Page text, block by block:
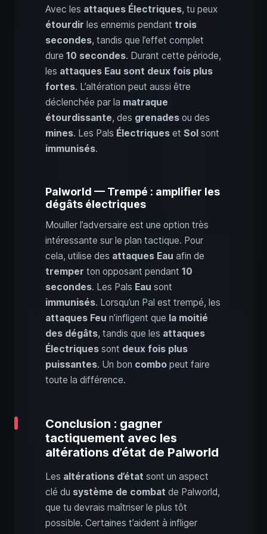
Avec les attaques Électriques, tu peux
étourdir les ennemis pendant trois
secondes, tandis que l’effet complet
dure 10 secondes. Durant cette période,
les attaques Eau sont deux fois plus
fortes. L’altération peut aussi être
déclenchée par la matraque
étourdissante, des grenades ou des
mines. Les Pals Électriques et Sol sont
immunisés.
Palworld — Trempé : amplifier les
dégâts électriques
Mouiller l’adversaire est une option très
intéressante sur le plan tactique. Pour
cela, utilise des attaques Eau afin de
tremper ton opposant pendant 10
secondes. Les Pals Eau sont
immunisés. Lorsqu’un Pal est trempé, les
attaques Feu n’infligent que la moitié
des dégâts, tandis que les attaques
Électriques sont deux fois plus
puissantes. Un bon combo peut faire
toute la différence.
Conclusion : gagner
tactiquement avec les
altérations d’état de Palworld
Les altérations d’état sont un aspect
clé du système de combat de Palworld,
que tu devrais maîtriser le plus tôt
possible. Certaines t’aident à infliger